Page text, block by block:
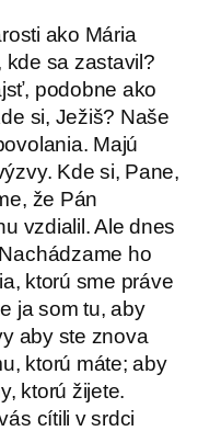
ako Mária
kde sa zastavil?
podobne ako
si, Ježiš? Naše
Majú
Kde si, Pane,
že Pán
vzdialil. Ale dnes
ho
ktorú sme práve
ja som tu, aby
aby ste znova
ktorú máte; aby
ktorú žijete.
cítili v srdci